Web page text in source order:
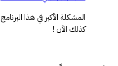
المشكلة الأكبر في هذا
كذلك الآن !